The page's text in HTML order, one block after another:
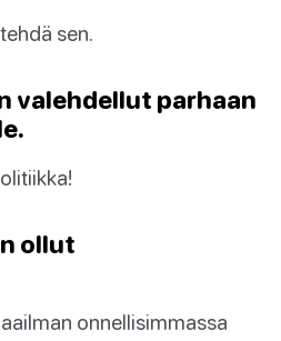
sen.
valehdellut parhaan
ollut
onnellisimmassa